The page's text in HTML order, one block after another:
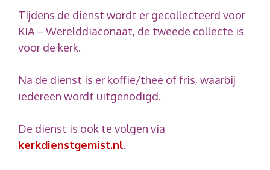
Tijdens de dienst wordt er gecollecteerd voor
KIA – Werelddiaconaat, de tweede collecte is
voor de kerk.
Na de dienst is er koffie/thee of fris, waarbij
iedereen wordt uitgenodigd.
De dienst is ook te volgen via
kerkdienstgemist.nl.